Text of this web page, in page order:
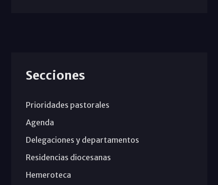
Secciones
Prioridades pastorales
Agenda
Delegaciones y departamentos
Residencias diocesanas
Hemeroteca